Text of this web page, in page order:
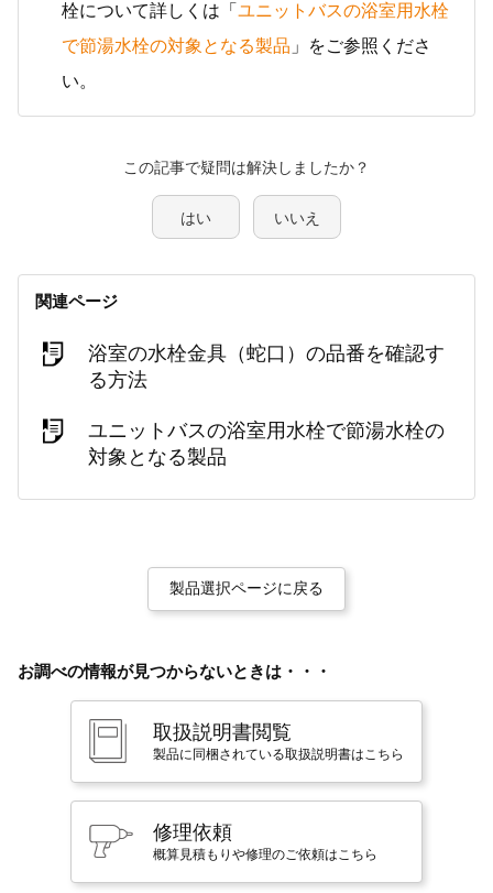
栓について詳しくは「 ユニットバスの浴室用水栓
で節湯水栓の対象となる製品 」をご参照くださ
い。
この記事で疑問は解決しましたか？
はい いいえ
関連ページ
浴室の水栓金具（蛇口）の品番を確認す
る方法
ユニットバスの浴室用水栓で節湯水栓の
対象となる製品
製品選択ページに戻る
お調べの情報が見つからないときは・・・
取扱説明書閲覧
製品に同梱されている取扱説明書はこちら
修理依頼
概算見積もりや修理のご依頼はこちら